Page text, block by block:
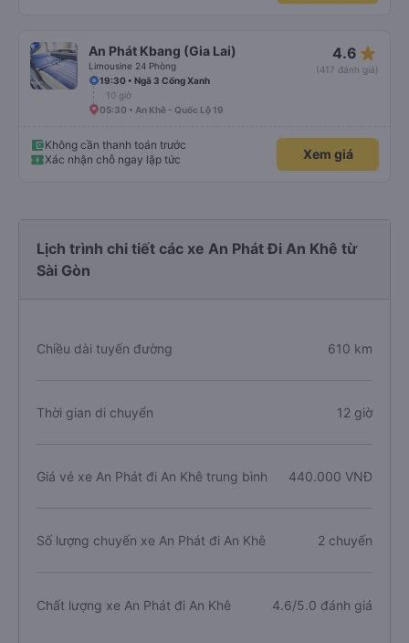
An Phát Kbang (Gia Lai)
Limousine 24 Phòng
4.6 star_rate
(417 đánh giá)
19:30 • Ngã 3 Cổng Xanh
10 giờ
05:30 • An Khê - Quốc Lộ 19
Không cần thanh toán trước
Xác nhận chỗ ngay lập tức
Xem giá
Lịch trình chi tiết các xe An Phát Đi An Khê từ
Sài Gòn
Chiều dài tuyến đường 610 km
Thời gian di chuyển 12 giờ
Giá vé xe An Phát đi An Khê trung bình 440.000 VNĐ
Số lượng chuyến xe An Phát đi An Khê 2 chuyến
Chất lượng xe An Phát đi An Khê 4.6/5.0 đánh giá